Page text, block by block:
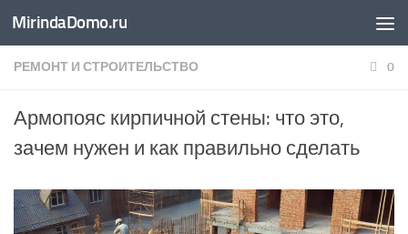
Перейти к содержимому
MirindaDomo.ru
РЕМОНТ И СТРОИТЕЛЬСТВО 0
Армопояс кирпичной стены: что это,
зачем нужен и как правильно сделать